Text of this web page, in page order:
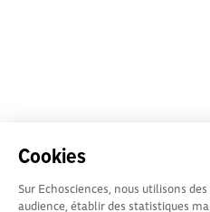
Cookies
Sur Echosciences, nous utilisons
audience, établir des statistiques